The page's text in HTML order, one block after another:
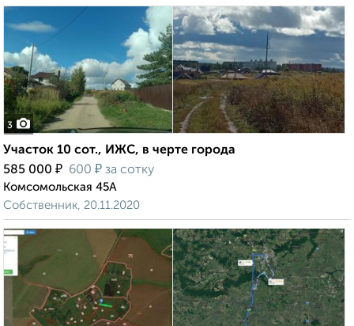
3
Участок 10 сот., ИЖС, в черте города
585 000 ₽ 600 ₽ за сотку
Комсомольская 45А
Собственник, 20.11.2020